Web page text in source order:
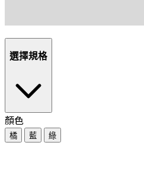
選擇規格
顏色
橘 藍 綠